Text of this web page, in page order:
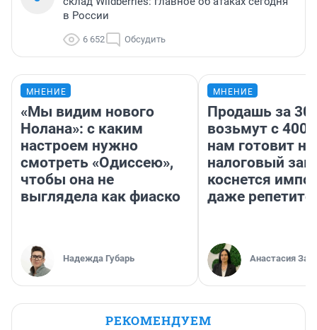
в России
6 652 Обсудить
МНЕНИЕ
«Мы видим нового
Нолана»: с каким
настроем нужно
смотреть «Одиссею»,
чтобы она не
выглядела как фиаско
Надежда Губарь
МНЕНИЕ
Продашь за
возьмут с
нам готовит
налоговый
коснется
даже
Анастасия
РЕКОМЕНДУЕМ